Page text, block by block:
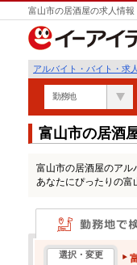
富山市の居酒屋の求人情
アルバイト・バイト・求
勤務地
富山市の居酒
富山市の居酒屋のアル
あなたにぴったりの富
勤務地で検索
選択・変更